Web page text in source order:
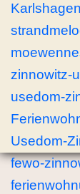
zinnowitz-
usedom-
Usedom-
fewo-